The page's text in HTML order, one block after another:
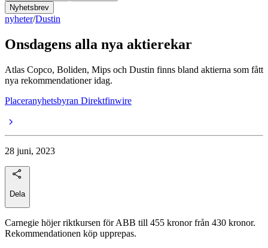
Nyhetsbrev
nyheter/Dustin
Onsdagens alla nya aktierekar
Atlas Copco, Boliden, Mips och Dustin finns bland aktierna som fått
nya rekommendationer idag.
Placeranyhetsbyran Direktfinwire
28 juni, 2023
Dela
Carnegie höjer riktkursen för ABB till 455 kronor från 430 kronor.
Rekommendationen köp upprepas.